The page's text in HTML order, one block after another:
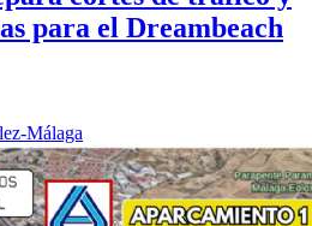
para el Dreambeach
Málaga